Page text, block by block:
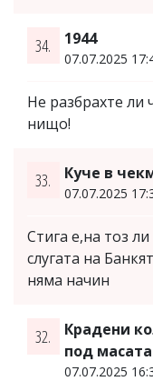
34. 1944
07.07.2025
He разбрахте ли
нищо!
33. Куче в
07.07.2025
Стига е,на тоз
слугата на
няма начин
32.
Крадени
под масата
07.07.2025